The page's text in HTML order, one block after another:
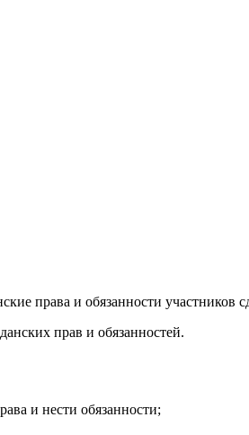
права и обязанности участников
прав и обязанностей.
и нести обязанности;